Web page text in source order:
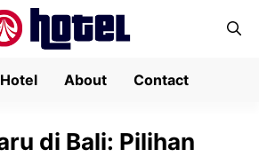
Hotel About Contact
di Bali: Pilihan